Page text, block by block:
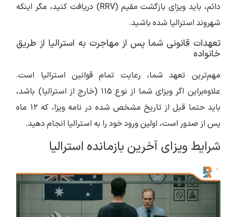
دائم، باید ویزای بازگشت مقیم (RRV) دریافت کنید، مگر اینکه
شهروند استرالیا شده باشید.
تعهدات قانونی شما پس از مهاجرت به استرالیا از طریق
خانواده
مهم‌ترین تعهد شما، رعایت تمام قوانین استرالیا است.
علاوه‌براین اگر ویزای شما از نوع ۱۱۵ (خارج از استرالیا) باشد،
باید حتما قبل از تاریخ مشخص شده در نامه ویزا، که ۱۲ ماه
پس از صدور است، اولین ورود خود را به استرالیا انجام دهید.
شرایط ویزای آخرین بازمانده استرالیا